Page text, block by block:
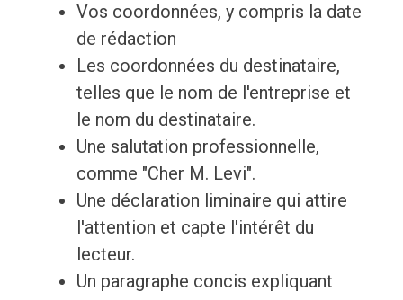
Vos coordonnées, y compris la date
de rédaction
Les coordonnées du destinataire,
telles que le nom de l'entreprise et
le nom du destinataire.
Une salutation professionnelle,
comme "Cher M. Levi".
Une déclaration liminaire qui attire
l'attention et capte l'intérêt du
lecteur.
Un paragraphe concis expliquant